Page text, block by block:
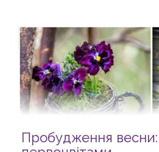
Пробудження весни: